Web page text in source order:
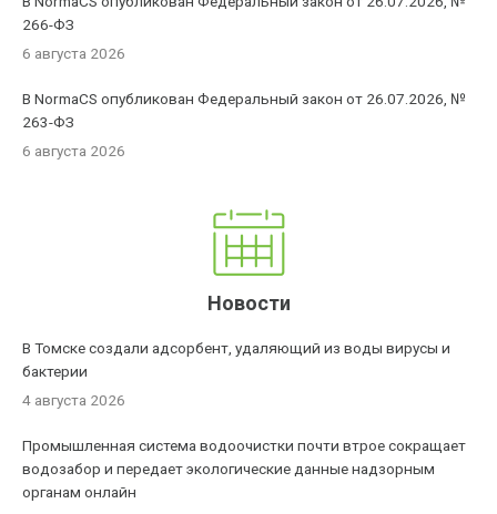
266-ФЗ
6 августа 2026
В NormaCS опубликован Федеральный закон от 26.07.2026, №
263-ФЗ
6 августа 2026
Новости
В Томске создали адсорбент, удаляющий из воды вирусы и
бактерии
4 августа 2026
Промышленная система водоочистки почти втрое сокращает
водозабор и передает экологические данные надзорным
органам онлайн